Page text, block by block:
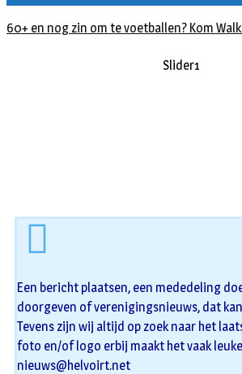
60+ en nog zin om te voetballen? Kom
Slider1
Een bericht plaatsen, een mededeling
doorgeven of verenigingsnieuws, dat
Tevens zijn wij altijd op zoek naar het
foto en/of logo erbij maakt het vaak
nieuws@helvoirt.net